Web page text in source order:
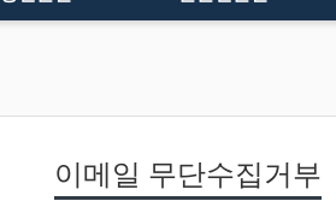
이메일 무단수집거부